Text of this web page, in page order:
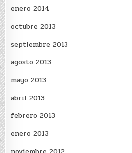
enero 2014
octubre 2013
septiembre 2013
agosto 2013
mayo 2013
abril 2013
febrero 2013
enero 2013